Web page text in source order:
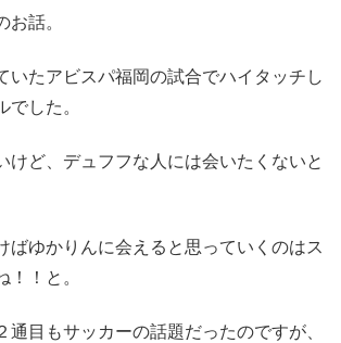
お話。
いたアビスパ福岡の試合でハイタッチし
でした。
けど、デュフフな人には会いたくないと
ばゆかりんに会えると思っていくのはス
！！と。
通目もサッカーの話題だったのですが、